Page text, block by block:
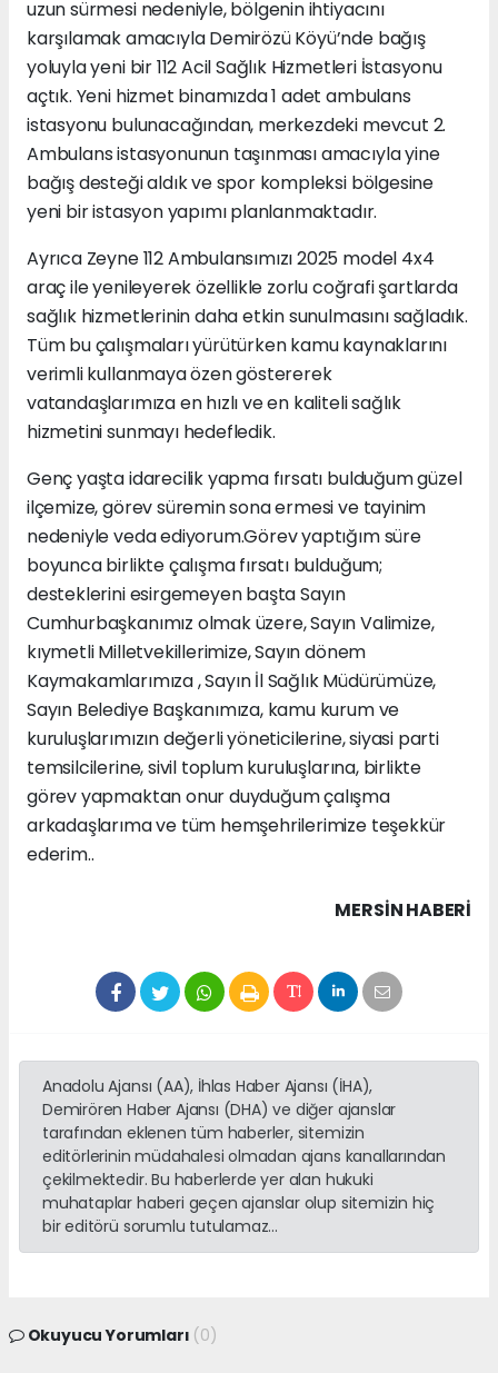
uzun sürmesi nedeniyle, bölgenin ihtiyacını
karşılamak amacıyla Demirözü Köyü’nde bağış
yoluyla yeni bir 112 Acil Sağlık Hizmetleri İstasyonu
açtık. Yeni hizmet binamızda 1 adet ambulans
istasyonu bulunacağından, merkezdeki mevcut 2.
Ambulans istasyonunun taşınması amacıyla yine
bağış desteği aldık ve spor kompleksi bölgesine
yeni bir istasyon yapımı planlanmaktadır.
Ayrıca Zeyne 112 Ambulansımızı 2025 model 4x4
araç ile yenileyerek özellikle zorlu coğrafi şartlarda
sağlık hizmetlerinin daha etkin sunulmasını sağladık.
Tüm bu çalışmaları yürütürken kamu kaynaklarını
verimli kullanmaya özen göstererek
vatandaşlarımıza en hızlı ve en kaliteli sağlık
hizmetini sunmayı hedefledik.
Genç yaşta idarecilik yapma fırsatı bulduğum güzel
ilçemize, görev süremin sona ermesi ve tayinim
nedeniyle veda ediyorum.Görev yaptığım süre
boyunca birlikte çalışma fırsatı bulduğum;
desteklerini esirgemeyen başta Sayın
Cumhurbaşkanımız olmak üzere, Sayın Valimize,
kıymetli Milletvekillerimize, Sayın dönem
Kaymakamlarımıza , Sayın İl Sağlık Müdürümüze,
Sayın Belediye Başkanımıza, kamu kurum ve
kuruluşlarımızın değerli yöneticilerine, siyasi parti
temsilcilerine, sivil toplum kuruluşlarına, birlikte
görev yapmaktan onur duyduğum çalışma
arkadaşlarıma ve tüm hemşehrilerimize teşekkür
ederim..
MERSIN HABERİ
Anadolu Ajansı (AA), İhlas Haber Ajansı (İHA),
Demirören Haber Ajansı (DHA) ve diğer ajanslar
tarafından eklenen tüm haberler, sitemizin
editörlerinin müdahalesi olmadan ajans kanallarından
çekilmektedir. Bu haberlerde yer alan hukuki
muhataplar haberi geçen ajanslar olup sitemizin hiç
bir editörü sorumlu tutulamaz...
Okuyucu Yorumları (0)